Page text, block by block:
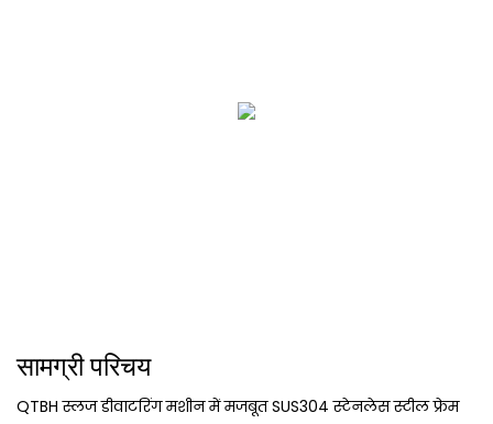
सामग्री परिचय
QTBH स्लज डीवाटरिंग मशीन में मजबूत SUS304 स्टेनलेस स्टील फ्रेम